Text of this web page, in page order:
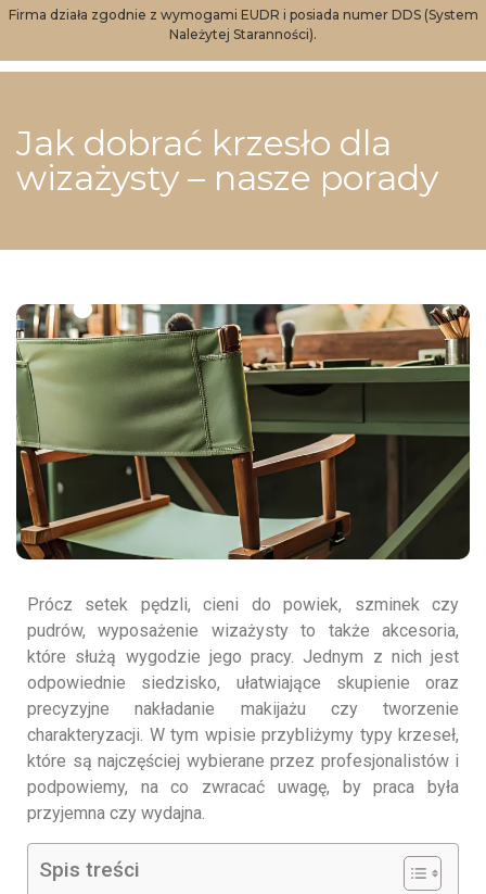
Firma działa zgodnie z wymogami EUDR i posiada numer DDS (System
Należytej Staranności).
Jak dobrać krzesło dla
wizażysty – nasze porady
Prócz setek pędzli, cieni do powiek, szminek czy
pudrów, wyposażenie wizażysty to także akcesoria,
które służą wygodzie jego pracy. Jednym z nich jest
odpowiednie siedzisko, ułatwiające skupienie oraz
precyzyjne nakładanie makijażu czy tworzenie
charakteryzacji. W tym wpisie przybliżymy typy krzeseł,
które są najczęściej wybierane przez profesjonalistów i
podpowiemy, na co zwracać uwagę, by praca była
przyjemna czy wydajna.
Spis treści